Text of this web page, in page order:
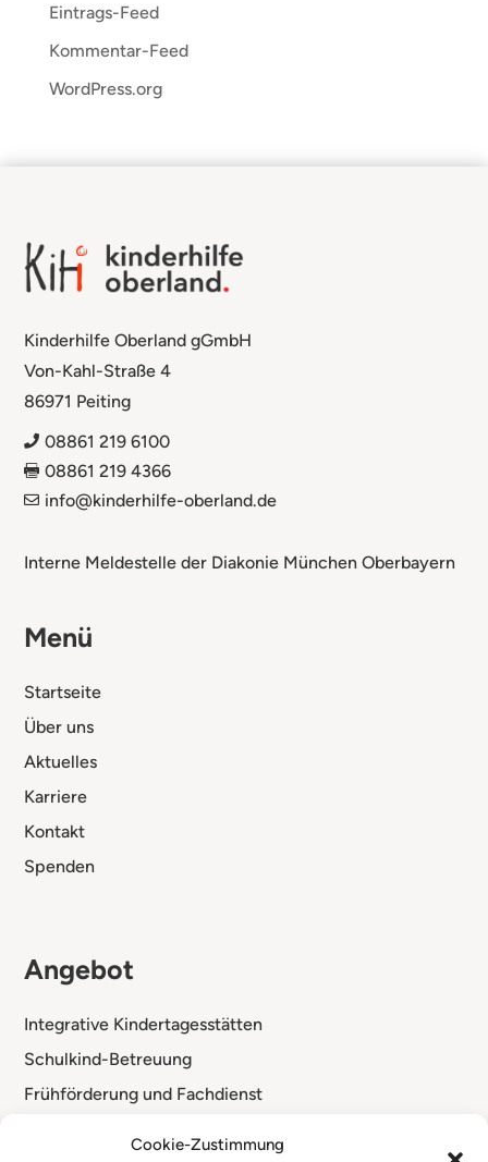
Cookie-Zustimmung
Eintrags-Feed
Kommentar-Feed
WordPress.org
Kinderhilfe Oberland gGmbH
Von-Kahl-Straße 4
86971 Peiting
 08861 219 6100
 08861 219 4366
 info@kinderhilfe-oberland.de
Interne Meldestelle der Diakonie München Oberbayern
Menü
Startseite
Über uns
Aktuelles
Karriere
Kontakt
Spenden
Angebot
Integrative Kindertagesstätten
Schulkind-Betreuung
Frühförderung und Fachdienst